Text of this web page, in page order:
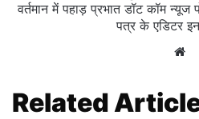
वर्तमान में पहाड़ प्रभात डॉट कॉम न्यूज
पत्र के एडिटर
Related